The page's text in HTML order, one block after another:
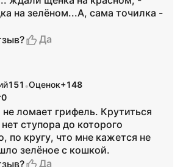
на зелёном...А, сама точилка -
Да
151 •Оценок+148
0
ломает грифель. Крутиться
ступора до которого
по кругу, что мне кажется не
зелёное с кошкой.
Да